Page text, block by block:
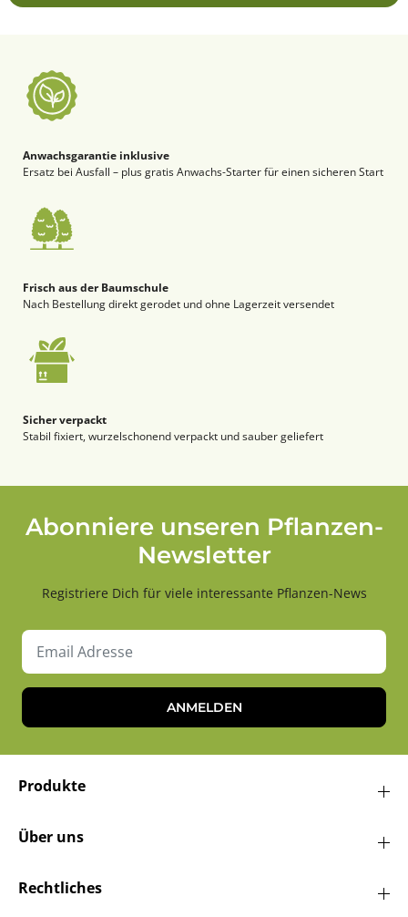
Anwachsgarantie inklusive
Ersatz bei Ausfall – plus gratis Anwachs-Starter für einen sicheren Start
Frisch aus der Baumschule
Nach Bestellung direkt gerodet und ohne Lagerzeit versendet
Sicher verpackt
Stabil fixiert, wurzelschonend verpackt und sauber geliefert
Abonniere unseren Pflanzen-
Newsletter
Registriere Dich für viele interessante Pflanzen-News
ANMELDEN
Produkte
Über uns
Rechtliches